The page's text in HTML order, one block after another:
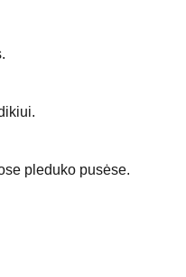
pleduko pusėse.